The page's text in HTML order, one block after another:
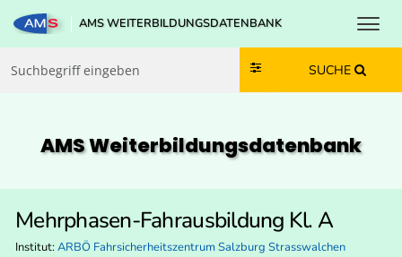
Zum Inhalt springen
Zum Navmenü springen
Zur Suche springen
Zur Footer springen
AMS WEITERBILDUNGSDATENBANK
SUCHE
AMS Weiterbildungs­datenbank
Mehrphasen-Fahrausbildung Kl. A
Institut: ARBÖ Fahrsicherheitszentrum Salzburg Strasswalchen